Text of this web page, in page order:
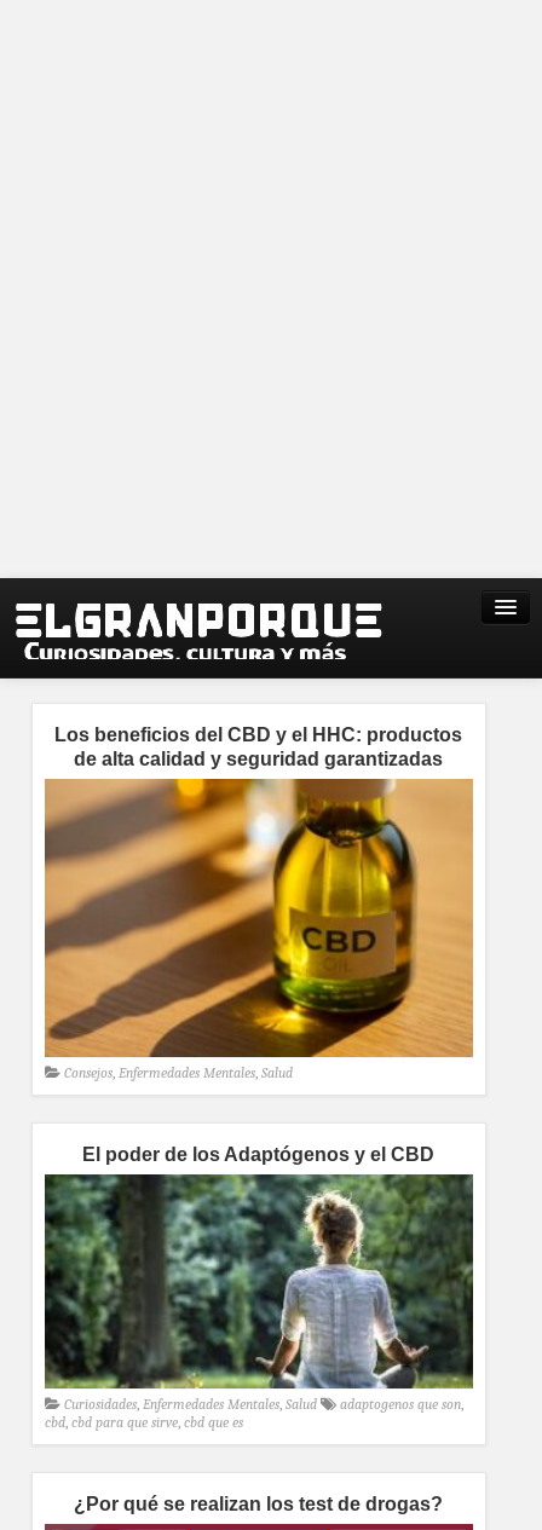
Los beneficios del CBD y el HHC: productos
de alta calidad y seguridad garantizadas
Consejos, Enfermedades Mentales, Salud
El poder de los Adaptógenos y el CBD
Curiosidades Enfermedades Mentales Salud adaptogenos que son
cbd cbd para que sirve cbd que es
¿Por qué se realizan los test de drogas?